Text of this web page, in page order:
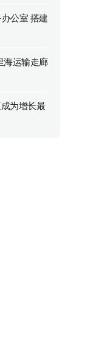
公室 搭建
海运输走廊
为增长最